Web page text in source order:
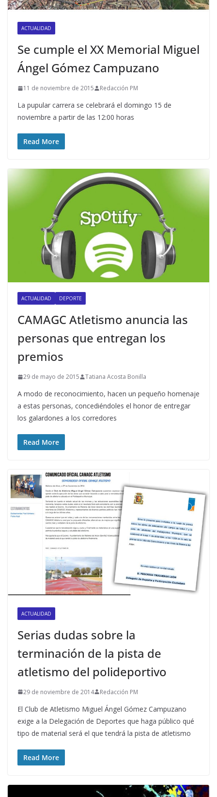
ACTUALIDAD
Se cumple el XX Memorial Miguel
Ángel Gómez Campuzano
11 de noviembre de 2015 Redacción PM
La pupular carrera se celebrará el domingo 15 de
noviembre a partir de las 12:00 horas
Read More
ACTUALIDAD DEPORTE
CAMAGC Atletismo anuncia las
personas que entregan los
premios
29 de mayo de 2015 Tatiana Acosta Bonilla
A modo de reconocimiento, hacen un pequeño homenaje
a estas personas, concediéndoles el honor de entregar
los galardones a los corredores
Read More
ACTUALIDAD
Serias dudas sobre la
terminación de la pista de
atletismo del polideportivo
29 de noviembre de 2014 Redacción PM
El Club de Atletismo Miguel Ángel Gómez Campuzano
exige a la Delegación de Deportes que haga público qué
tipo de material será el que tendrá la pista de atletismo
Read More